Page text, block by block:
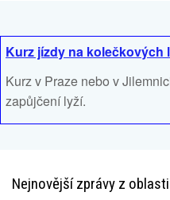
Kurz jízdy na kolečkových
Kurz v Praze nebo v
zapůjčení lyží.
Nejnovější zprávy z